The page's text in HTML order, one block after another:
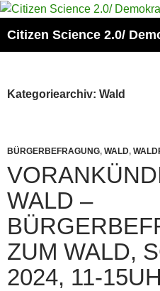
Zum
springen
Citizen Science 2.0/
Kategoriearchiv: Wald
BÜRGERBEFRAGUNG, WALD,
WALD –
ZUM WALD,
2024, 11-